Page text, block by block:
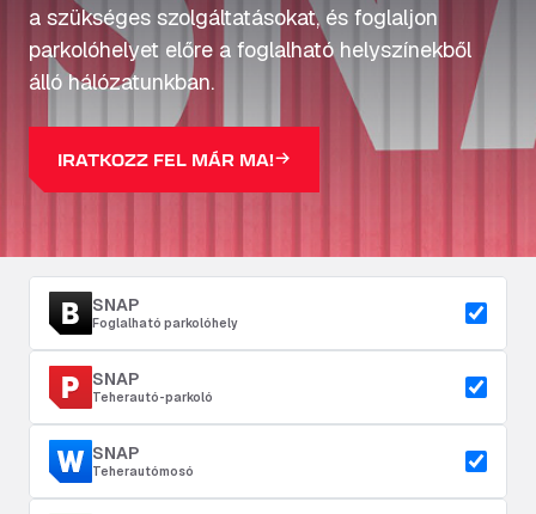
a szükséges szolgáltatásokat, és foglaljon
parkolóhelyet előre a foglalható helyszínekből
álló hálózatunkban.
IRATKOZZ FEL MÁR MA!
SNAP
Foglalható parkolóhely
SNAP
Teherautó-parkoló
SNAP
Teherautómosó